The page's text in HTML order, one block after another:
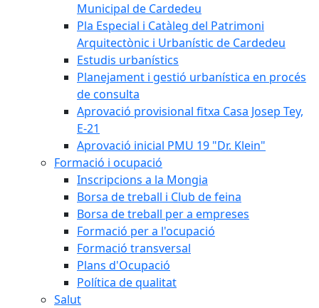
Municipal de Cardedeu
Pla Especial i Catàleg del Patrimoni
Arquitectònic i Urbanístic de Cardedeu
Estudis urbanístics
Planejament i gestió urbanística en procés
de consulta
Aprovació provisional fitxa Casa Josep Tey,
E-21
Aprovació inicial PMU 19 "Dr. Klein"
Formació i ocupació
Inscripcions a la Mongia
Borsa de treball i Club de feina
Borsa de treball per a empreses
Formació per a l'ocupació
Formació transversal
Plans d'Ocupació
Política de qualitat
Salut